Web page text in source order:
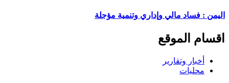
اليمن : فساد مالي وإداري وتنمية مؤجلة
اقسام الموقع
أخبار وتقارير
محليات